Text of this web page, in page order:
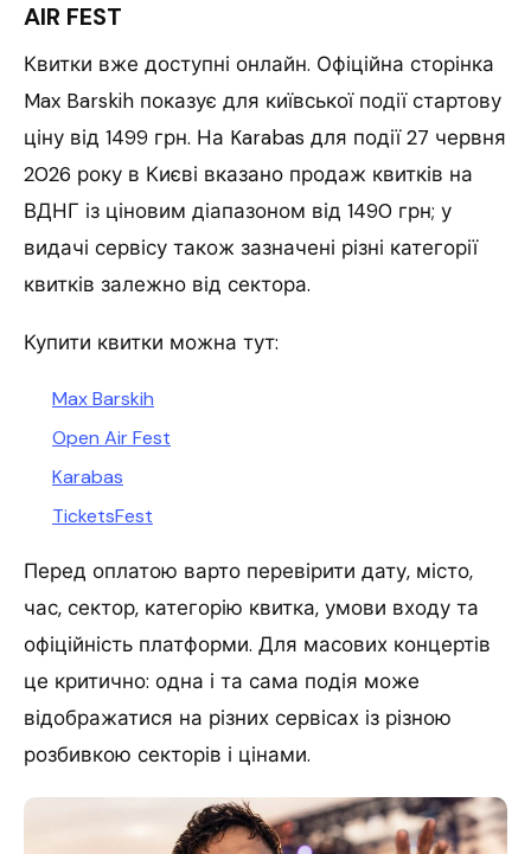
AIR FEST
Квитки вже доступні онлайн. Офіційна сторінка
Max Barskih показує для київської події стартову
ціну від 1499 грн. На Karabas для події 27 червня
2026 року в Києві вказано продаж квитків на
ВДНГ із ціновим діапазоном від 1490 грн; у
видачі сервісу також зазначені різні категорії
квитків залежно від сектора.
Купити квитки можна тут:
Max Barskih
Open Air Fest
Karabas
TicketsFest
Перед оплатою варто перевірити дату, місто,
час, сектор, категорію квитка, умови входу та
офіційність платформи. Для масових концертів
це критично: одна і та сама подія може
відображатися на різних сервісах із різною
розбивкою секторів і цінами.